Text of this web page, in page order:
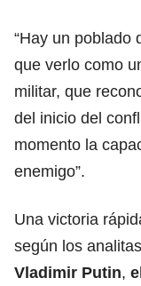
“Hay un poblado
que verlo como
militar, que
del inicio del
momento la
enemigo”.
Una victoria
según los
Vladimir Putin,